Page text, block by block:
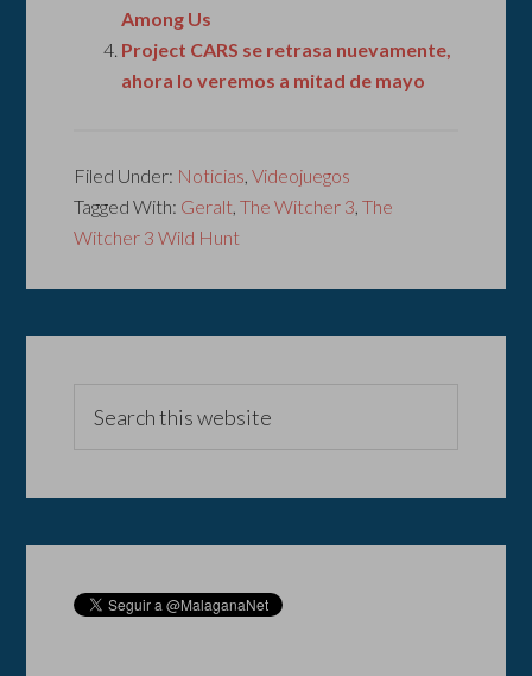
Among Us
Project CARS se retrasa nuevamente,
ahora lo veremos a mitad de mayo
Filed Under: Noticias ,Videojuegos
Tagged With: Geralt ,The Witcher 3 ,The
Witcher 3 Wild Hunt